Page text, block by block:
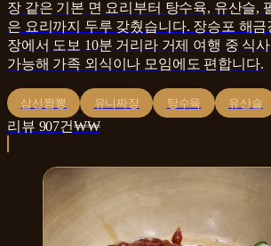
장 같은 기본 면 요리부터 탕수육, 유산슬,
은 요리까지 두루 갖췄습니다. 장승포 해금
장에서 도보 10분 거리라 거제 여행 중 식
가능해 가족 외식이나 모임에도 편합니다.
삼선짬뽕 유니짜장 탕수육 유산슬
리뷰 907건₩₩